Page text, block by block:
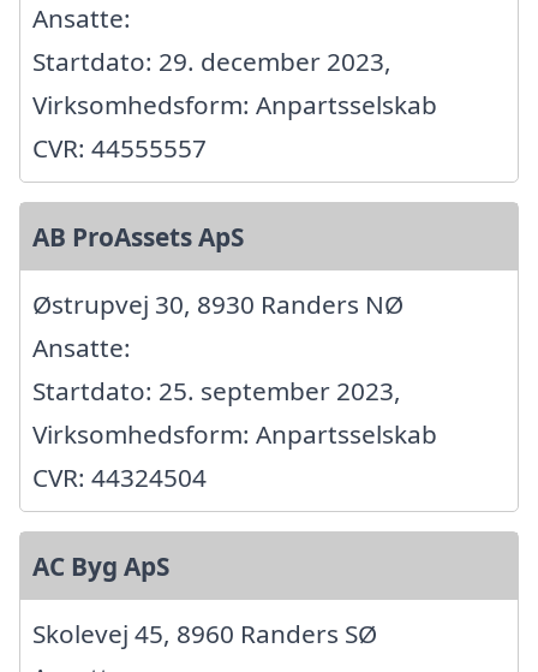
Ansatte:
Startdato: 29. december 2023,
Virksomhedsform: Anpartsselskab
CVR: 44555557
AB ProAssets ApS
Østrupvej 30, 8930 Randers NØ
Ansatte:
Startdato: 25. september 2023,
Virksomhedsform: Anpartsselskab
CVR: 44324504
AC Byg ApS
Skolevej 45, 8960 Randers SØ